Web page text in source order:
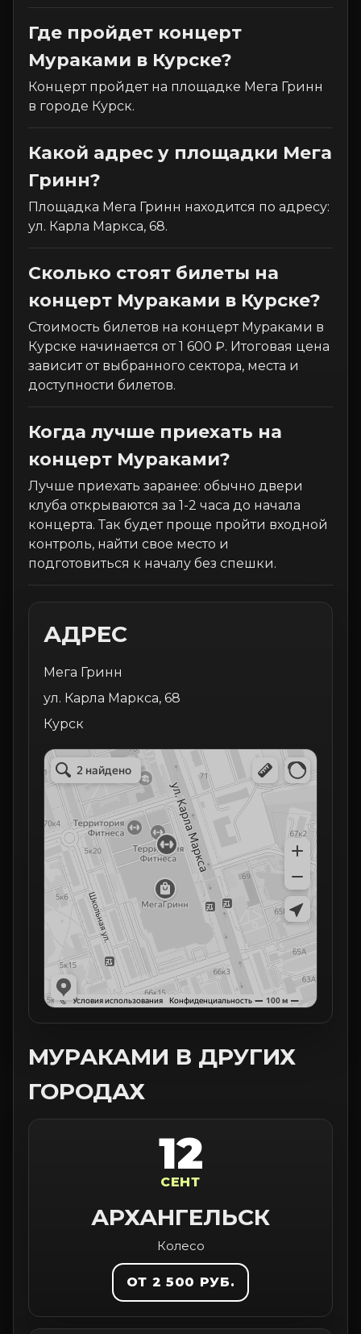
Где пройдет концерт
Мураками в Курске?
Концерт пройдет на площадке Мега Гринн
в городе Курск.
Какой адрес у площадки Мега
Гринн?
Площадка Мега Гринн находится по адресу:
ул. Карла Маркса, 68.
Сколько стоят билеты на
концерт Мураками в Курске?
Стоимость билетов на концерт Мураками в
Курске начинается от 1 600 ₽. Итоговая цена
зависит от выбранного сектора, места и
доступности билетов.
Когда лучше приехать на
концерт Мураками?
Лучше приехать заранее: обычно двери
клуба открываются за 1-2 часа до начала
концерта. Так будет проще пройти входной
контроль, найти свое место и
подготовиться к началу без спешки.
АДРЕС
Мега Гринн
ул. Карла Маркса, 68
Курск
МУРАКАМИ В ДРУГИХ
ГОРОДАХ
12
СЕНТ
АРХАНГЕЛЬСК
Колесо
ОТ 2 500 РУБ.